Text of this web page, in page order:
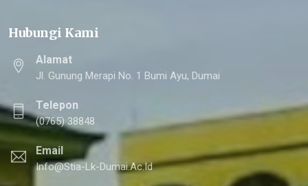
Hubungi Kami
Alamat
Jl. Gunung Merapi No. 1 Bumi Ayu, Dumai
Telepon
(0765) 38848
Email
Info@stia-Lk-Dumai.ac.id